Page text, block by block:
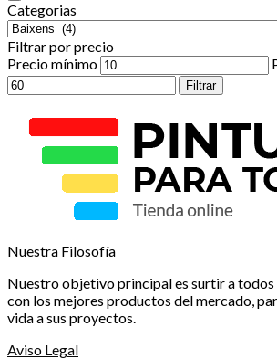
Categorias
Filtrar por precio
Precio mínimo
Filtrar
Nuestra Filosofía
Nuestro objetivo principal es surtir a todos
con los mejores productos del mercado,
vida a sus proyectos.
Aviso Legal